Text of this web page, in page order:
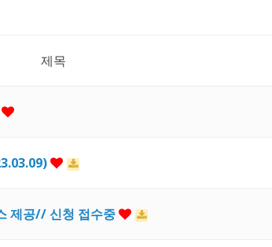
제목
제공// 신청 접수중